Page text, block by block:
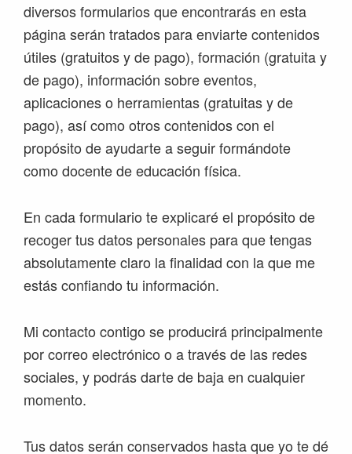
diversos formularios que encontrarás en esta
página serán tratados para enviarte contenidos
útiles (gratuitos y de pago), formación (gratuita y
de pago), información sobre eventos,
aplicaciones o herramientas (gratuitas y de
pago), así como otros contenidos con el
propósito de ayudarte a seguir formándote
como docente de educación física.
En cada formulario te explicaré el propósito de
recoger tus datos personales para que tengas
absolutamente claro la finalidad con la que me
estás confiando tu información.
Mi contacto contigo se producirá principalmente
por correo electrónico o a través de las redes
sociales, y podrás darte de baja en cualquier
momento.
Tus datos serán conservados hasta que yo te dé